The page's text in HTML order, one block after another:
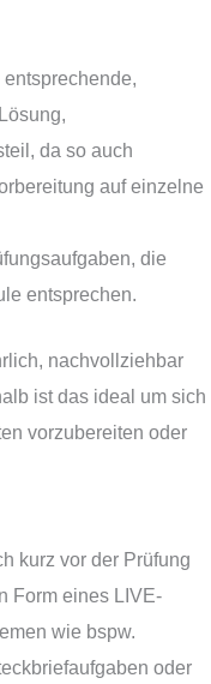
da so auch
auf einzelne
die
entsprechen.
nachvollziehbar
ist das ideal um sich
vorzubereiten oder
kurz vor der Prüfung
Form eines LIVE-
wie bspw.
oder